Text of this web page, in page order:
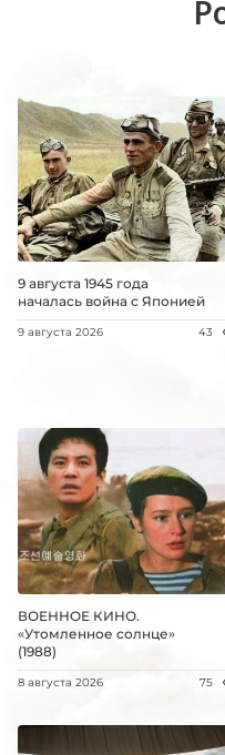
9 августа 1945 года
началась война с Японией
9 августа 2026 43
ВОЕННОЕ КИНО.
«Утомленное солнце»
(1988)
8 августа 2026 75